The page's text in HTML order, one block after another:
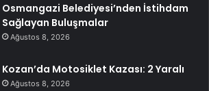
Osmangazi Belediyesi’nden İstihdam
Sağlayan Buluşmalar
Ağustos 8, 2026
Kozan’da Motosiklet Kazası: 2 Yaralı
Ağustos 8, 2026